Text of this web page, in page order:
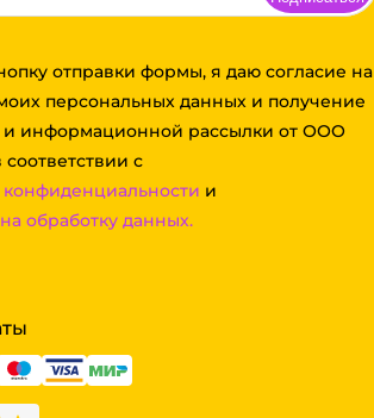
отправки формы, я даю согласие на
персональных данных и получение
и информационной рассылки от ООО
соответствии с
и
обработку данных.